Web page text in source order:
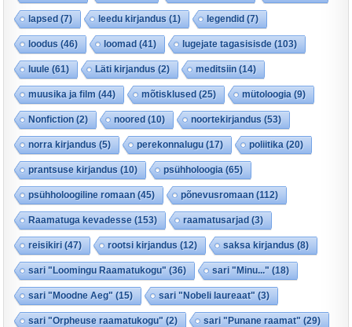
lapsed (7) leedu kirjandus (1) legendid (7)
loodus (46) loomad (41) lugejate tagasisisde (103)
luule (61) Läti kirjandus (2) meditsiin (14)
muusika ja film (44) mõtisklused (25) mütoloogia (9)
Nonfiction (2) noored (10) noortekirjandus (53)
norra kirjandus (5) perekonnalugu (17) poliitika (20)
prantsuse kirjandus (10) psühholoogia (65)
psühholoogiline romaan (45) põnevusromaan (112)
Raamatuga kevadesse (153) raamatusarjad (3)
reisikiri (47) rootsi kirjandus (12) saksa kirjandus (8)
sari "Loomingu Raamatukogu" (36) sari "Minu..." (18)
sari "Moodne Aeg" (15) sari "Nobeli laureaat" (3)
sari "Orpheuse raamatukogu" (2) sari "Punane raamat" (29)